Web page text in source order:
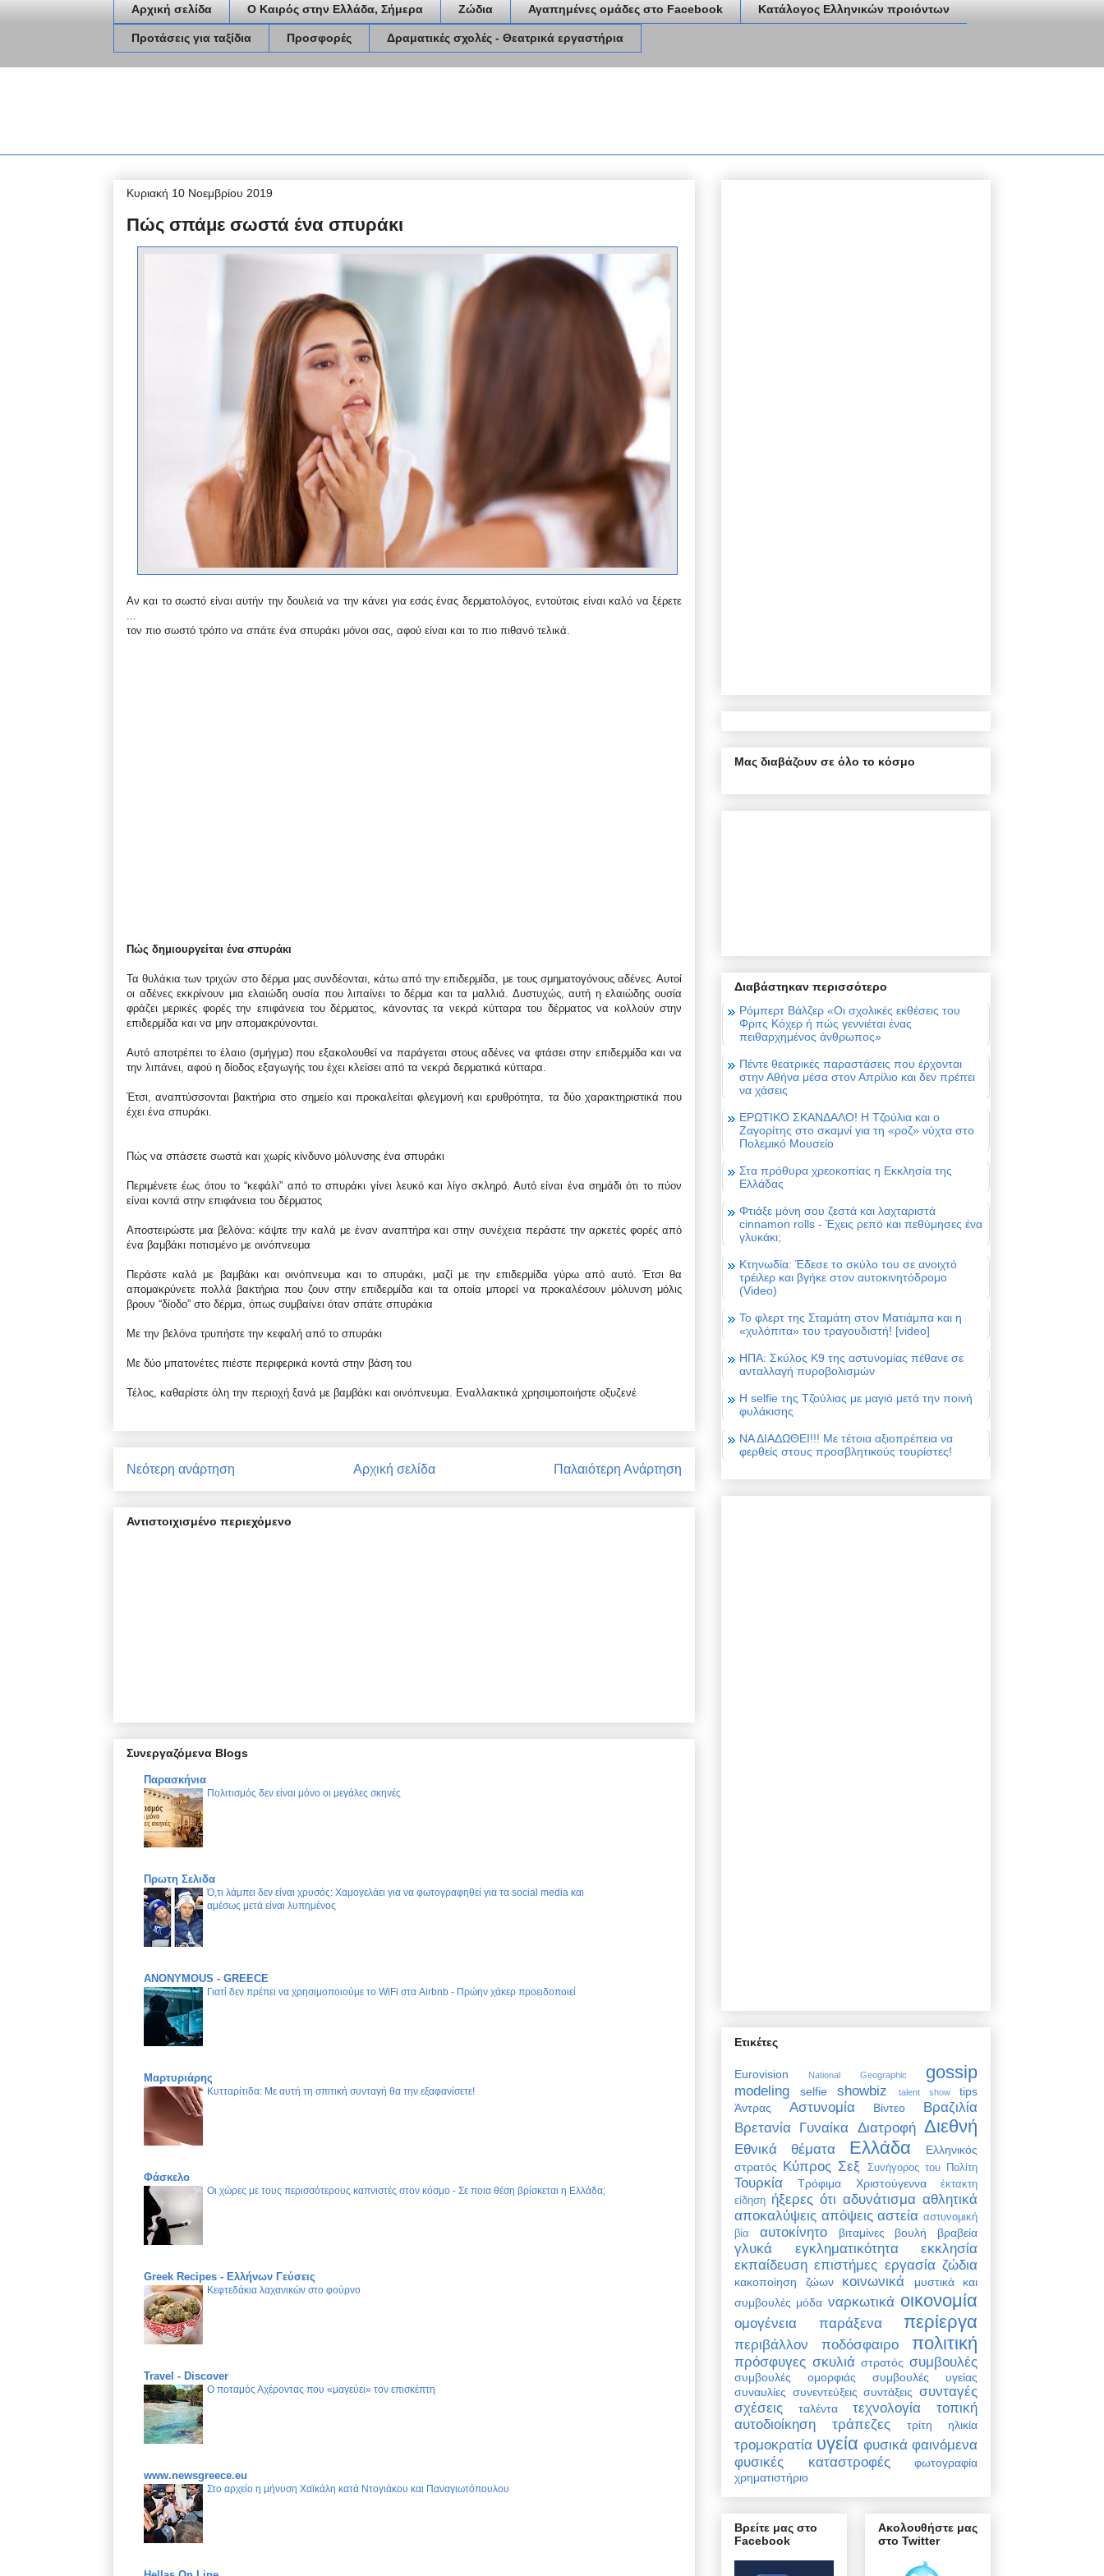
Αρχική σελίδα Ο Καιρός στην Ελλάδα, Σήμερα Ζώδια Αγαπημένες ομάδες στο Facebook Κατάλογος Ελληνικών προιόντων
Προτάσεις για ταξίδια Προσφορές Δραματικές σχολές - Θεατρικά εργαστήρια
Κυριακή 10 Νοεμβρίου 2019
Πώς σπάμε σωστά ένα σπυράκι
Αν και το σωστό είναι αυτήν την δουλειά να την κάνει για εσάς ένας δερματολόγος, εντούτοις είναι καλό να ξέρετε
τον πιο σωστό τρόπο να σπάτε ένα σπυράκι μόνοι σας, αφού είναι και το πιο πιθανό τελικά.
Πώς δημιουργείται ένα σπυράκι
Τα θυλάκια των τριχών στο δέρμα μας συνδέονται, κάτω από την επιδερμίδα, με τους σμηματογόνους αδένες. Αυτοί
οι αδένες εκκρίνουν μια ελαιώδη ουσία που λιπαίνει το δέρμα και τα μαλλιά. Δυστυχώς, αυτή η ελαιώδης ουσία
φράζει μερικές φορές την επιφάνεια του δέρματος, κάνοντας τα νεκρά κύτταρα του δέρματος να κολλούν στην
επιδερμίδα και να μην απομακρύνονται.
Αυτό αποτρέπει το έλαιο (σμήγμα) που εξακολουθεί να παράγεται στους αδένες να φτάσει στην επιδερμίδα και να
την λιπάνει, αφού η δίοδος εξαγωγής του έχει κλείσει από τα νεκρά δερματικά κύτταρα.
Έτσι, αναπτύσσονται βακτήρια στο σημείο και προκαλείται φλεγμονή και ερυθρότητα, τα δύο χαρακτηριστικά που
έχει ένα σπυράκι.
Πώς να σπάσετε σωστά και χωρίς κίνδυνο μόλυνσης ένα σπυράκι
Περιμένετε έως ότου το “κεφάλι” από το σπυράκι γίνει λευκό και λίγο σκληρό. Αυτό είναι ένα σημάδι ότι το πύον
είναι κοντά στην επιφάνεια του δέρματος
Αποστειρώστε μια βελόνα: κάψτε την καλά με έναν αναπτήρα και στην συνέχεια περάστε την αρκετές φορές από
ένα βαμβάκι ποτισμένο με οινόπνευμα
Περάστε καλά με βαμβάκι και οινόπνευμα και το σπυράκι, μαζί με την επιδερμίδα γύρω από αυτό. Έτσι θα
απομακρύνετε πολλά βακτήρια που ζουν στην επιδερμίδα και τα οποία μπορεί να προκαλέσουν μόλυνση μόλις
βρουν “δίοδο” στο δέρμα, όπως συμβαίνει όταν σπάτε σπυράκια
Με την βελόνα τρυπήστε την κεφαλή από το σπυράκι
Με δύο μπατονέτες πιέστε περιφερικά κοντά στην βάση του
Τέλος, καθαρίστε όλη την περιοχή ξανά με βαμβάκι και οινόπνευμα. Εναλλακτικά χρησιμοποιήστε οξυζενέ
Νεότερη ανάρτηση Παλαιότερη Ανάρτηση
Αρχική σελίδα
Αντιστοιχισμένο περιεχόμενο
Συνεργαζόμενα Blogs
Παρασκήνια
Πολιτισμός δεν είναι μόνο οι μεγάλες σκηνές
Πρωτη Σελιδα
Ό,τι λάμπει δεν είναι χρυσός: Χαμογελάει για να φωτογραφηθεί για τα social media και
αμέσως μετά είναι λυπημένος
ANONYMOUS - GREECE
Γιατί δεν πρέπει να χρησιμοποιούμε το WiFi στα Airbnb - Πρώην χάκερ προειδοποιεί
Μαρτυριάρης
Κυτταρίτιδα: Με αυτή τη σπιτική συνταγή θα την εξαφανίσετε!
Φάσκελο
Οι χώρες με τους περισσότερους καπνιστές στον κόσμο - Σε ποια θέση βρίσκεται η Ελλάδα;
Greek Recipes - Ελλήνων Γεύσεις
Κεφτεδάκια λαχανικών στο φούρνο
Travel - Discover
Ο ποταμός Αχέροντας που «μαγεύει» τον επισκέπτη
www.newsgreece.eu
Στο αρχείο η μήνυση Χαϊκάλη κατά Ντογιάκου και Παναγιωτόπουλου
Μας διαβάζουν σε όλο το κόσμο
Διαβάστηκαν περισσότερο
Ρόμπερτ Βάλζερ «Οι σχολικές εκθέσεις του
Φριτς Κόχερ ή πώς γεννιέται ένας
πειθαρχημένος άνθρωπος»
Πέντε θεατρικές παραστάσεις που έρχονται
στην Αθήνα μέσα στον Απρίλιο και δεν πρέπει
να χάσεις
ΕΡΩΤΙΚΟ ΣΚΑΝΔΑΛΟ! Η Τζούλια και ο
Ζαγορίτης στο σκαμνί για τη «ροζ» νύχτα στο
Πολεμικό Μουσείο
Στα πρόθυρα χρεοκοπίας η Εκκλησία της
Ελλάδας
Φτιάξε μόνη σου ζεστά και λαχταριστά
cinnamon rolls - Έχεις ρεπό και πεθύμησες ένα
γλυκάκι;
Κτηνωδία: Έδεσε το σκύλο του σε ανοιχτό
τρέιλερ και βγήκε στον αυτοκινητόδρομο
(Video)
Το φλερτ της Σταμάτη στον Ματιάμπα και η
«χυλόπιτα» του τραγουδιστή! [video]
ΗΠΑ: Σκύλος Κ9 της αστυνομίας πέθανε σε
ανταλλαγή πυροβολισμών
Η selfie της Τζούλιας με μαγιό μετά την ποινή
φυλάκισης
ΝΑ ΔΙΑΔΩΘΕΙ!!! Με τέτοια αξιοπρέπεια να
φερθείς στους προσβλητικούς τουρίστες!
Ετικέτες
Eurovision National Geographic gossip
modeling selfie showbiz talent show
tips
Άντρας
Αστυνομία Βίντεο
Βραζιλία
Βρετανία Γυναίκα Διατροφή Διεθνή
Εθνικά θέματα Ελλάδα
Ελληνικός
στρατός Κύπρος Σεξ Συνήγορος του Πολίτη
Τουρκία Τρόφιμα Χριστούγεννα
έκτακτη
είδηση ήξερες ότι αδυνάτισμα αθλητικά
αποκαλύψεις απόψεις αστεία αστυνομική
βία
αυτοκίνητο βιταμίνες βουλή βραβεία
γλυκά εγκληματικότητα
εκκλησία
εκπαίδευση επιστήμες εργασία ζώδια
κακοποίηση ζώων κοινωνικά
μυστικά και
συμβουλές μόδα ναρκωτικά οικονομία
ομογένεια παράξενα περίεργα
περιβάλλον ποδόσφαιρο πολιτική
πρόσφυγες σκυλιά στρατός συμβουλές
συμβουλές ομορφιάς
συμβουλές υγείας
συναυλίες συνεντεύξεις συντάξεις συνταγές
σχέσεις
ταλέντα τεχνολογία
τοπική
αυτοδιοίκηση
τράπεζες τρίτη ηλικία
τρομοκρατία υγεία φυσικά φαινόμενα
φυσικές καταστροφές
φωτογραφία
χρηματιστήριο
Βρείτε μας στο
Facebook
Ακολουθήστε μας
στο Twitter